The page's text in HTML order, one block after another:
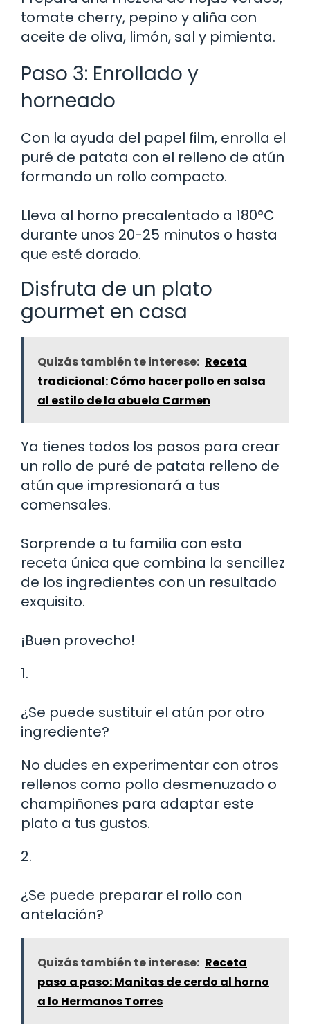
tomate cherry, pepino y aliña con
aceite de oliva, limón, sal y pimienta.
Paso 3: Enrollado y
horneado
Con la ayuda del papel film, enrolla el
puré de patata con el relleno de atún
formando un rollo compacto.
Lleva al horno precalentado a 180°C
durante unos 20-25 minutos o hasta
que esté dorado.
Disfruta de un plato
gourmet en casa
Quizás también te interese: Receta
tradicional: Cómo hacer pollo en salsa
al estilo de la abuela Carmen
Ya tienes todos los pasos para crear
un rollo de puré de patata relleno de
atún que impresionará a tus
comensales.
Sorprende a tu familia con esta
receta única que combina la sencillez
de los ingredientes con un resultado
exquisito.
¡Buen provecho!
1.
¿Se puede sustituir el atún por otro
ingrediente?
No dudes en experimentar con otros
rellenos como pollo desmenuzado o
champiñones para adaptar este
plato a tus gustos.
2.
¿Se puede preparar el rollo con
antelación?
Quizás también te interese: Receta
paso a paso: Manitas de cerdo al horno
a lo Hermanos Torres